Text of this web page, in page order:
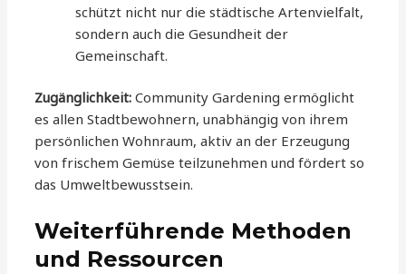
schützt nicht nur die städtische Artenvielfalt,
sondern auch die Gesundheit der
Gemeinschaft.
Zugänglichkeit: Community Gardening ermöglicht
es allen Stadtbewohnern, unabhängig von ihrem
persönlichen Wohnraum, aktiv an der Erzeugung
von frischem Gemüse teilzunehmen und fördert so
das Umweltbewusstsein.
Weiterführende Methoden
und Ressourcen